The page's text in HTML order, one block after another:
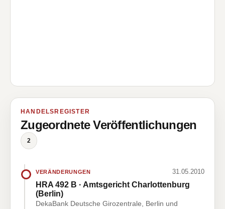
HANDELSREGISTER
Zugeordnete Veröffentlichungen
2
VERÄNDERUNGEN 31.05.2010
HRA 492 B · Amtsgericht Charlottenburg
(Berlin)
DekaBank Deutsche Girozentrale, Berlin und